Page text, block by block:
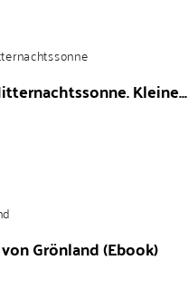
Kleine...
Grönland (Ebook)